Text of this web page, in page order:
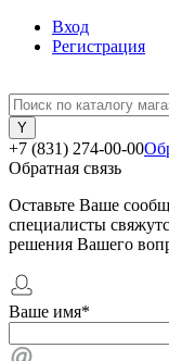
Вход
Регистрация
+7 (831) 274-00-00
Обратная связь
Оставьте Ваше
специалисты
решения Вашего
Ваше имя*